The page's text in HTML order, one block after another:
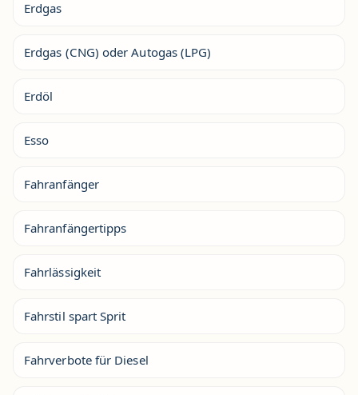
Erdgas
Erdgas (CNG) oder Autogas (LPG)
Erdöl
Esso
Fahranfänger
Fahranfängertipps
Fahrlässigkeit
Fahrstil spart Sprit
Fahrverbote für Diesel